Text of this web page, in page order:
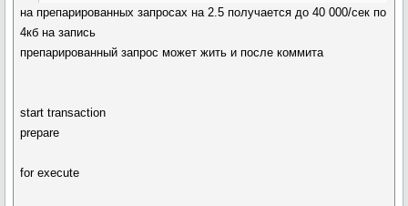
на препарированных запросах на 2.5 получается до 40 000/сек по
4кб на запись
препарированный запрос может жить и после коммита
start transaction
prepare
for execute